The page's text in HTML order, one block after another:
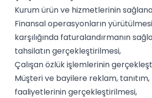
Kurum ürün ve hizmetlerinin
Finansal operasyonların
karşılığında faturalandırmanın
tahsilatın gerçekleştirilmesi,
Çalışan özlük işlemlerinin
Müşteri ve bayilere reklam,
faaliyetlerinin gerçekleştirilmesi,